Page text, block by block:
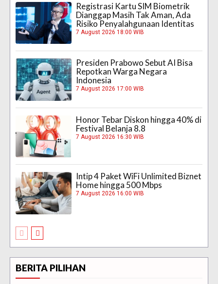
Registrasi Kartu SIM Biometrik
Dianggap Masih Tak Aman, Ada
Risiko Penyalahgunaan Identitas
7 August 2026 18:00 WIB
Presiden Prabowo Sebut AI Bisa
Repotkan Warga Negara
Indonesia
7 August 2026 17:00 WIB
Honor Tebar Diskon hingga 40% di
Festival Belanja 8.8
7 August 2026 16:30 WIB
Intip 4 Paket WiFi Unlimited Biznet
Home hingga 500 Mbps
7 August 2026 16:00 WIB
BERITA PILIHAN